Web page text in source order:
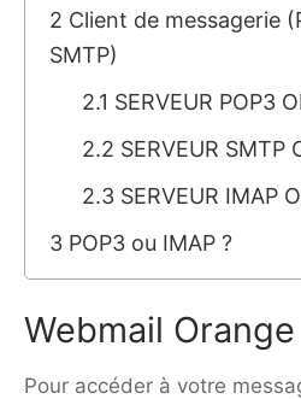
2 Client de messagerie
SMTP)
2.1 SERVEUR POP3
2.2 SERVEUR SMTP
2.3 SERVEUR IMAP
3 POP3 ou IMAP ?
Webmail Orange
Pour accéder à votre